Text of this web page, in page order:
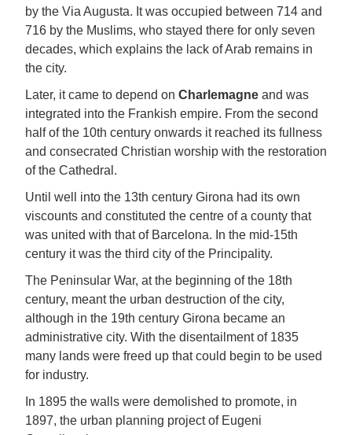
by the Via Augusta. It was occupied between 714 and
716 by the Muslims, who stayed there for only seven
decades, which explains the lack of Arab remains in
the city.
Later, it came to depend on Charlemagne and was
integrated into the Frankish empire. From the second
half of the 10th century onwards it reached its fullness
and consecrated Christian worship with the restoration
of the Cathedral.
Until well into the 13th century Girona had its own
viscounts and constituted the centre of a county that
was united with that of Barcelona. In the mid-15th
century it was the third city of the Principality.
The Peninsular War, at the beginning of the 18th
century, meant the urban destruction of the city,
although in the 19th century Girona became an
administrative city. With the disentailment of 1835
many lands were freed up that could begin to be used
for industry.
In 1895 the walls were demolished to promote, in
1897, the urban planning project of Eugeni